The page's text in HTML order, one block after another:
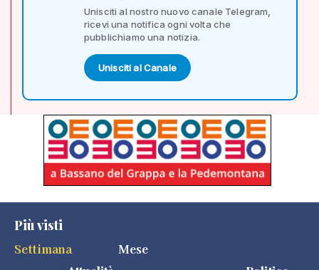
Unisciti al nostro nuovo canale Telegram,
ricevi una notifica ogni volta che
pubblichiamo una notizia.
Unisciti al Canale
Più visti
Settimana
Mese